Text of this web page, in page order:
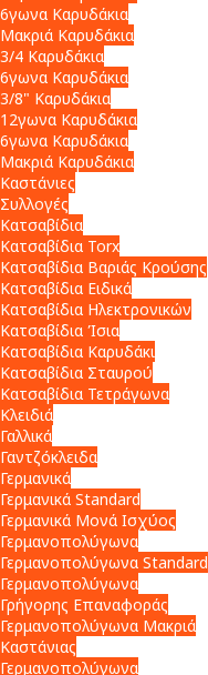
6γωνα Καρυδάκια
Μακριά Καρυδάκια
3/4 Καρυδάκια
6γωνα Καρυδάκια
3/8" Καρυδάκια
12γωνα Καρυδάκια
6γωνα Καρυδάκια
Μακριά Καρυδάκια
Καστάνιες
Συλλογές
Κατσαβίδια
Κατσαβίδια Torx
Κατσαβίδια Βαριάς Κρούσης
Κατσαβίδια Ειδικά
Κατσαβίδια Ηλεκτρονικών
Κατσαβίδια Ίσια
Κατσαβίδια Καρυδάκι
Κατσαβίδια Σταυρού
Κατσαβίδια Τετράγωνα
Κλειδιά
Γαλλικά
Γαντζόκλειδα
Γερμανικά
Γερμανικά Standard
Γερμανικά Μονά Ισχύος
Γερμανοπολύγωνα
Γερμανοπολύγωνα Standard
Γερμανοπολύγωνα
Γρήγορης Επαναφοράς
Γερμανοπολύγωνα Μακριά
Καστάνιας
Γερμανοπολύγωνα